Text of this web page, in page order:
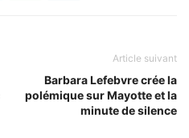
Article suivant
Barbara Lefebvre crée la
polémique sur Mayotte et la
minute de silence